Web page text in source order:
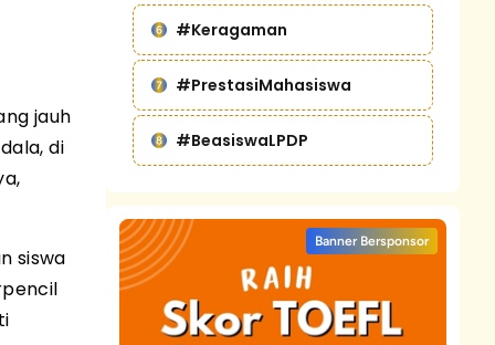
jauh
di
siswa
#Keragaman
#PrestasiMahasiswa
#BeasiswaLPDP
Banner Bersponsor